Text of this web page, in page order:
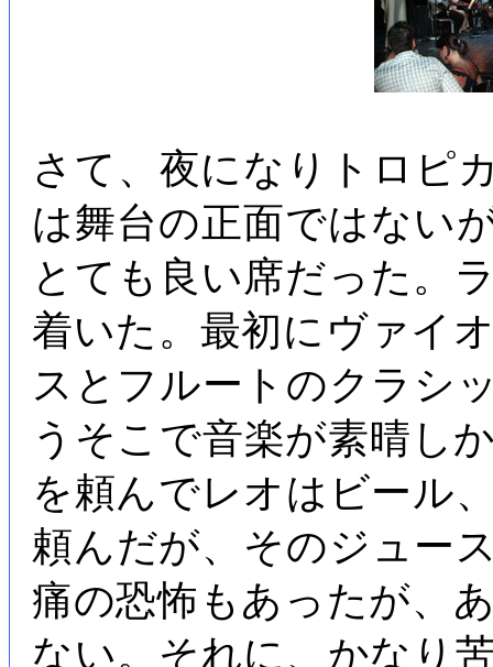
さて、夜になりトロピ
は舞台の正面ではない
とても良い席だった。
着いた。最初にヴァイ
スとフルートのクラシ
うそこで音楽が素晴し
を頼んでレオはビール
頼んだが、そのジュー
痛の恐怖もあったが、
ない。それに、かなり